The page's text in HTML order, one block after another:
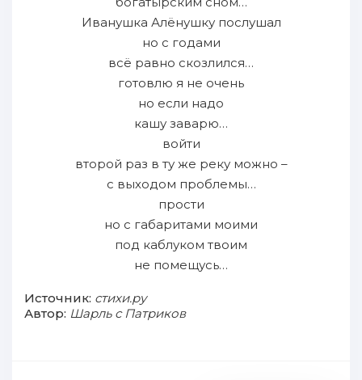
Иванушка Алёнушку послушал
но с годами
всё равно скозлился…
готовлю я не очень
но если надо
кашу заварю…
войти
второй раз в ту же реку можно –
с выходом проблемы…
прости
но с габаритами моими
под каблуком твоим
не помещусь…
Источник: стихи.ру
Автор: Шарль с Патриков